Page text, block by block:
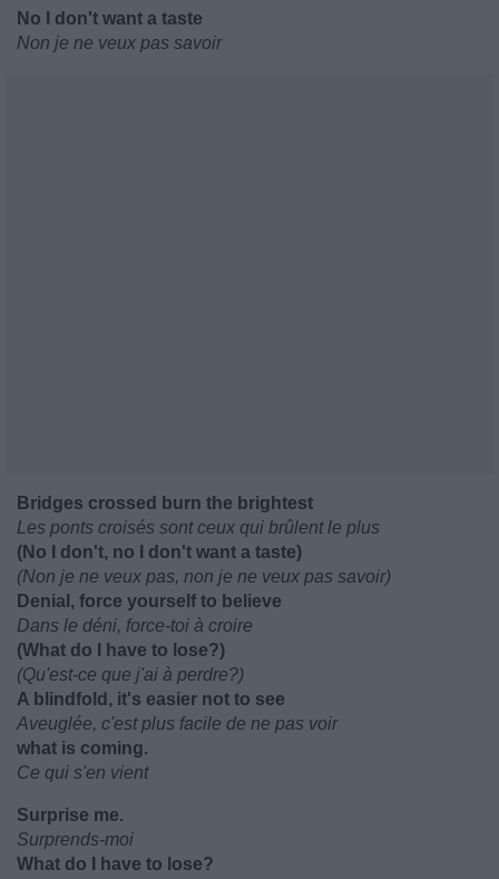
No I don't want a taste
Non je ne veux pas savoir
Bridges crossed burn the brightest
Les ponts croisés sont ceux qui brûlent le plus
(No I don't, no I don't want a taste)
(Non je ne veux pas, non je ne veux pas savoir)
Denial, force yourself to believe
Dans le déni, force-toi à croire
(What do I have to lose?)
(Qu'est-ce que j'ai à perdre?)
A blindfold, it's easier not to see
Aveuglée, c'est plus facile de ne pas voir
what is coming.
Ce qui s'en vient
Surprise me.
Surprends-moi
What do I have to lose?